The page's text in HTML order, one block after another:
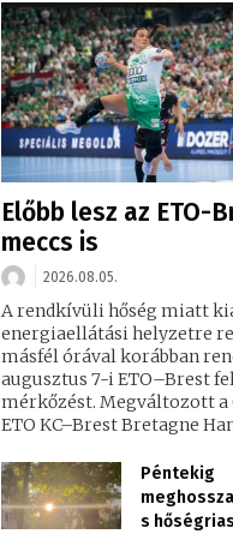
Előbb lesz az ETO-
meccs is
2026.08.05.
A rendkívüli hőség miatt
energiaellátási helyzetre
másfél órával korábban
augusztus 7-i ETO–Brest
mérkőzést. Megváltozott a
ETO KC–Brest Bretagne
Péntekig
s